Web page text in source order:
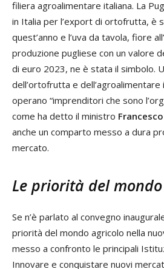
filiera agroalimentare italiana. La
in Italia per l’export di ortofrutta, è
quest’anno e l’uva da tavola, fiore
produzione pugliese con un valore
di euro 2023, ne è stata il simbolo.
dell’ortofrutta e dell’agroalimentare
operano “imprenditori che sono
come ha detto il ministro
anche un comparto messo a dura
mercato.
Le priorità del
Se n’è parlato al convegno
priorità del mondo agricolo nella
messo a confronto le principali
Innovare e conquistare nuovi